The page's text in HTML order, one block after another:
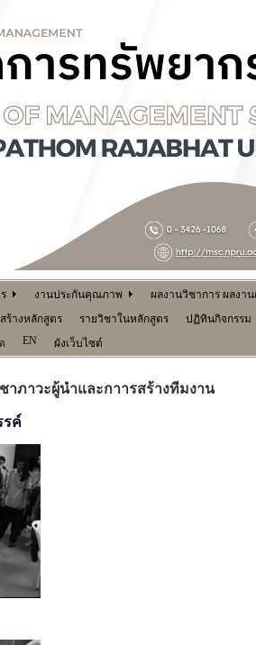
งานประกันคุณภาพ ผลงานวิชาการ ผลงา
ร้างหลักสูตร รายวิชาในหลักสูตร ปฏิทินกิจกรรม
EN ผังเว็บไซต์
ภาวะผู้นำและกาารสร้างทีมงาน
รค์